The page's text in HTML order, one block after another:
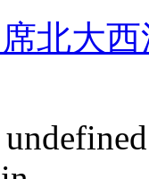
北大